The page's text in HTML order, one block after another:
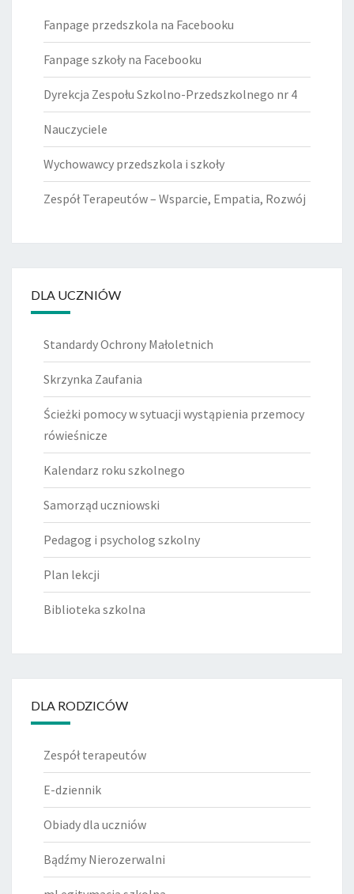
Fanpage przedszkola na Facebooku
Fanpage szkoły na Facebooku
Dyrekcja Zespołu Szkolno-Przedszkolnego nr 4
Nauczyciele
Wychowawcy przedszkola i szkoły
Zespół Terapeutów – Wsparcie, Empatia, Rozwój
DLA UCZNIÓW
Standardy Ochrony Małoletnich
Skrzynka Zaufania
Ścieżki pomocy w sytuacji wystąpienia przemocy
rówieśnicze
Kalendarz roku szkolnego
Samorząd uczniowski
Pedagog i psycholog szkolny
Plan lekcji
Biblioteka szkolna
DLA RODZICÓW
Zespół terapeutów
E-dziennik
Obiady dla uczniów
Bądźmy Nierozerwalni